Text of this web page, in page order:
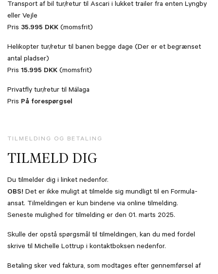
Transport af bil tur/retur til Ascari i lukket trailer fra enten Lyngby
eller Vejle
Pris 35.995 DKK (momsfrit)
Helikopter tur/retur til banen begge dage (Der er et begrænset
antal pladser)
Pris 15.995 DKK (momsfrit)
Privatfly tur/retur til Málaga
Pris På forespørgsel
TILMELDING OG BETALING
TILMELD DIG
Du tilmelder dig i linket nedenfor.
OBS! Det er ikke muligt at tilmelde sig mundligt til en Formula-
ansat. Tilmeldingen er kun bindene via online tilmelding.
Seneste mulighed for tilmelding er den 01. marts 2025.
Skulle der opstå spørgsmål til tilmeldingen, kan du med fordel
skrive til Michelle Lottrup i kontaktboksen nedenfor.
Betaling sker ved faktura, som modtages efter gennemførsel af